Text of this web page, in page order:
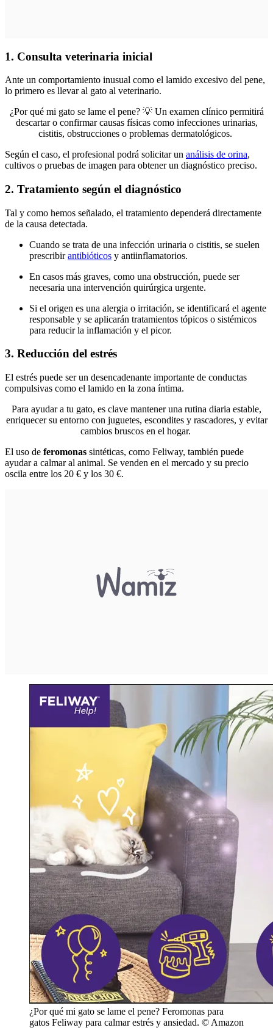
1. Consulta veterinaria inicial
Ante un comportamiento inusual como el lamido excesivo del pene,
lo primero es llevar al gato al veterinario.
¿Por qué mi gato se lame el pene? 💡 Un examen clínico permitirá
descartar o confirmar causas físicas como infecciones urinarias,
cistitis, obstrucciones o problemas dermatológicos.
Según el caso, el profesional podrá solicitar un análisis de orina,
cultivos o pruebas de imagen para obtener un diagnóstico preciso.
2. Tratamiento según el diagnóstico
Tal y como hemos señalado, el tratamiento dependerá directamente
de la causa detectada.
Cuando se trata de una infección urinaria o cistitis, se suelen
prescribirantibióticos y antiinflamatorios.
En casos más graves, como una obstrucción, puede ser
necesaria una intervención quirúrgica urgente.
Si el origen es una alergia o irritación, se identificará el agente
responsable y se aplicarán tratamientos tópicos o sistémicos
para reducir la inflamación y el picor.
3. Reducción del estrés
El estrés puede ser un desencadenante importante de conductas
compulsivas como el lamido en la zona íntima.
Para ayudar a tu gato, es clave mantener una rutina diaria estable,
enriquecer su entorno con juguetes, escondites y rascadores, y evitar
cambios bruscos en el hogar.
El uso de feromonas sintéticas, como Feliway, también puede
ayudar a calmar al animal. Se venden en el mercado y su precio
oscila entre los 20 € y los 30 €.
¿Por qué mi gato se lame el pene? Feromonas para
gatos Feliway para calmar estrés y ansiedad. © Amazon